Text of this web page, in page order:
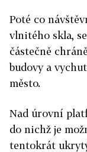
Poté co
vlnitého skla,
částečně
budovy a
město.
Nad úrovní
do nichž je
tentokrát